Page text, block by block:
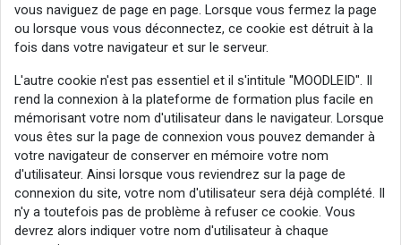
vous naviguez de page en page. Lorsque vous fermez la page
ou lorsque vous vous déconnectez, ce cookie est détruit à la
fois dans votre navigateur et sur le serveur.
L'autre cookie n'est pas essentiel et il s'intitule "MOODLEID". Il
rend la connexion à la plateforme de formation plus facile en
mémorisant votre nom d'utilisateur dans le navigateur. Lorsque
vous êtes sur la page de connexion vous pouvez demander à
votre navigateur de conserver en mémoire votre nom
d'utilisateur. Ainsi lorsque vous reviendrez sur la page de
connexion du site, votre nom d'utilisateur sera déjà complété. Il
n'y a toutefois pas de problème à refuser ce cookie. Vous
devrez alors indiquer votre nom d'utilisateur à chaque